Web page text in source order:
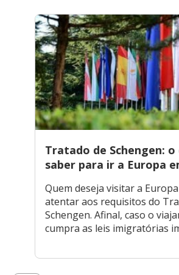
Tratado de Schengen: o
saber para ir a Europa
Quem deseja visitar a
atentar aos requisitos do
Schengen. Afinal, caso o
cumpra as leis imigratórias